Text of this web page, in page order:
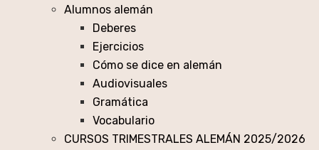
Alumnos alemán
Deberes
Ejercicios
Cómo se dice en alemán
Audiovisuales
Gramática
Vocabulario
CURSOS TRIMESTRALES ALEMÁN 2025/2026